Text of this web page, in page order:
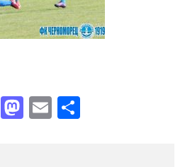
Facebook
Mastodon
Email